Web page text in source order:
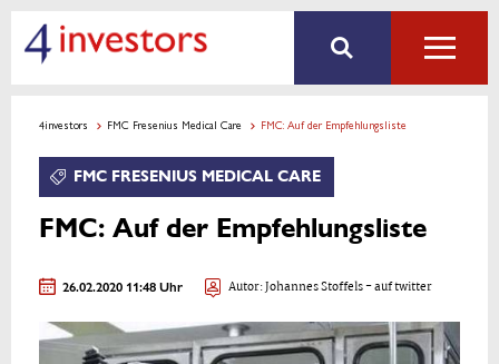
4investors FMC Fresenius Medical Care FMC: Auf der Empfehlungsliste
FMC FRESENIUS MEDICAL CARE
FMC: Auf der Empfehlungsliste
26.02.2020 11:48 Uhr Autor:Johannes Stoffels- auf twitter